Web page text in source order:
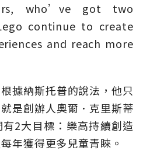
who’ve got two
continue to create
and reach more
據納斯托普的說法，他只
是創辦人奧爾．克里斯蒂
2大目標：樂高持續創造
年獲得更多兒童青睞。